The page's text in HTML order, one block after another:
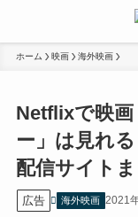
ホーム 映画 海外映画
Netflixで映
ー」は見れ
配信サイト
広告 海外映画 2021